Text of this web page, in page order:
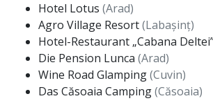
Hotel Lotus (Arad)
Agro Village Resort(Labașinț)
Hotel-Restaurant „Cabana
Die Pension Lunca (Arad)
Wine Road Glamping(Cuvin)
Das Căsoaia Camping(Căsoaia)